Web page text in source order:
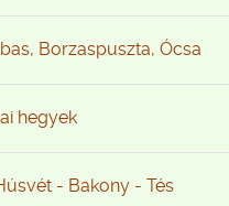
Borzaspuszta, Ócsa
hegyek
- Bakony - Tés